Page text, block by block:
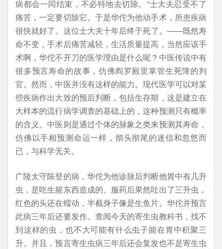
病都会一同结束，不必特地去切除。”士大夫忍受不了
痛苦，一定要切除它。于是华佗为他动手术，所患疾病
很快就好了。这位士大夫十年后终于死了。——既然寿
命不变，手术后痛苦减轻，生活质量提高，当然应该手
术啊，华佗不开刀的医学理由是什么呢？中医传说中有
很多预言寿命的故事，仿佛阎罗殿里掌管生死簿的判
官。然而，中医并没有这样的能力。现代医学可以对某
些疾病作出大致的预后判断，包括生存期，这是建立在
大样本的流行病学调查的基础上的，这种预测只有概率
的含义。中医则是通过个体的脉象之类来预测其寿命，
仿佛以手相预测命运一样，彻头彻尾的迷信和忽悠而
已，与科学无关。
广陵太守陈登的病，华佗为他诊脉后判断他胃中有几升
虫，是吃生腥东西造成的。服药后果然吐出了三升虫，
红色的头还在蠕动，半截身子像是生鱼片。华佗并预言
此病三年后还要发作。查阅今天的寄生虫教科书，找不
到这样的虫，也不大可能有什么虫子能在胃中积聚三
升。并且，预言寄生虫病三年后还会复发也不是寄生虫